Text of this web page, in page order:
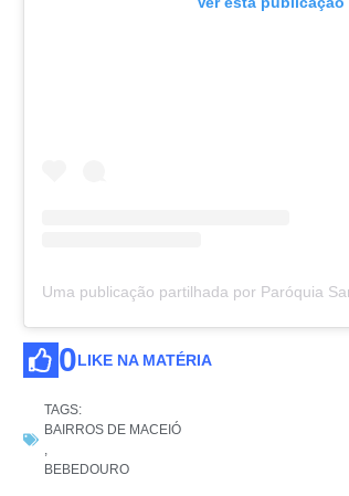
0LIKE NA MATÉRIA
TAGS:
BAIRROS DE MACEIÓ
,
BEBEDOURO